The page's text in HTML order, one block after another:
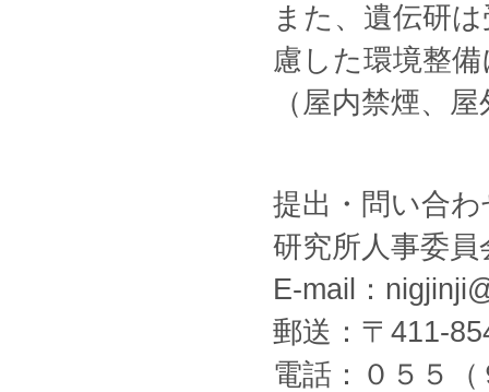
また、遺伝研
慮した環境整
（屋内禁煙、
提出・問い合
研究所人事委
E-mail：
郵送：〒411-
電話：０５５